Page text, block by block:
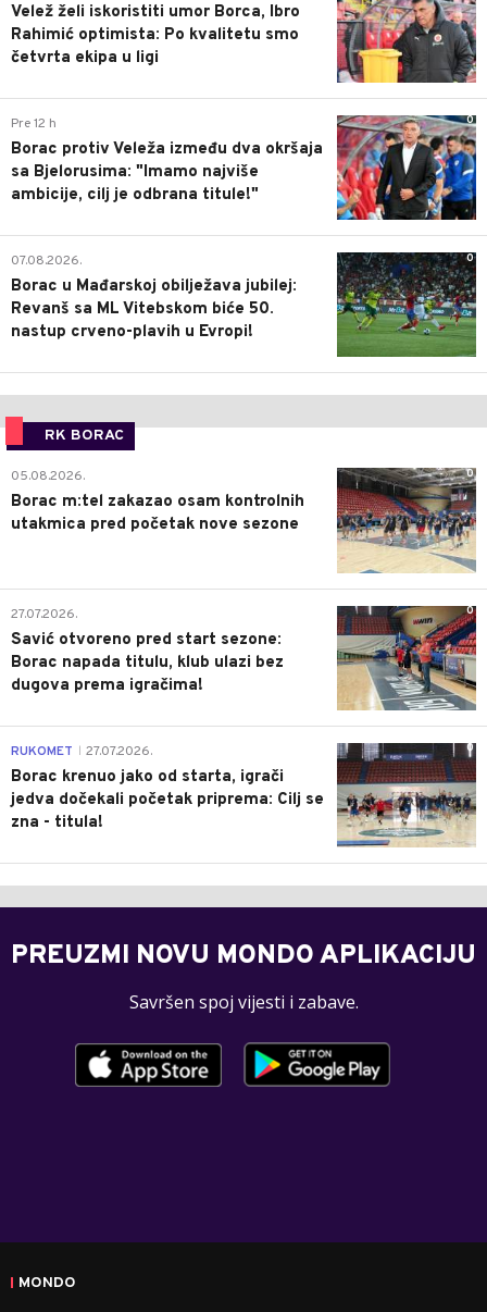
Velež želi iskoristiti umor Borca, Ibro
Rahimić optimista: Po kvalitetu smo
četvrta ekipa u ligi
0
Pre 12 h
Borac protiv Veleža između dva okršaja
sa Bjelorusima: "Imamo najviše
ambicije, cilj je odbrana titule!"
0
07.08.2026.
Borac u Mađarskoj obilježava jubilej:
Revanš sa ML Vitebskom biće 50.
nastup crveno-plavih u Evropi!
RK BORAC
0
05.08.2026.
Borac m:tel zakazao osam kontrolnih
utakmica pred početak nove sezone
0
27.07.2026.
Savić otvoreno pred start sezone:
Borac napada titulu, klub ulazi bez
dugova prema igračima!
0
RUKOMET 27.07.2026.
Borac krenuo jako od starta, igrači
jedva dočekali početak priprema: Cilj se
zna - titula!
PREUZMI NOVU MONDO APLIKACIJU
Savršen spoj vijesti i zabave.
MONDO